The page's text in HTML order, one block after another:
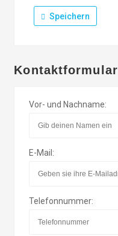
Speichern
Kontaktformular
Vor- und Nachname:
E-Mail:
Telefonnummer: